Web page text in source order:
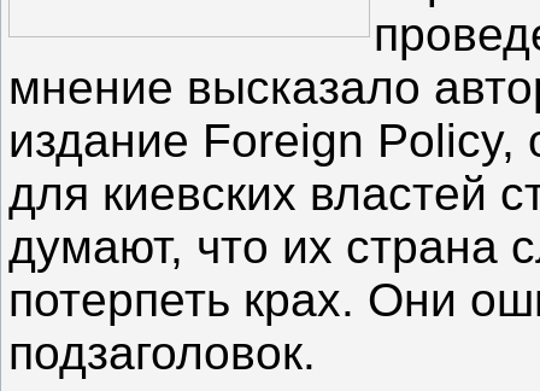
мнение высказало
издание Foreign
для киевских властей
думают, что их страна
потерпеть крах. Они
подзаголовок.